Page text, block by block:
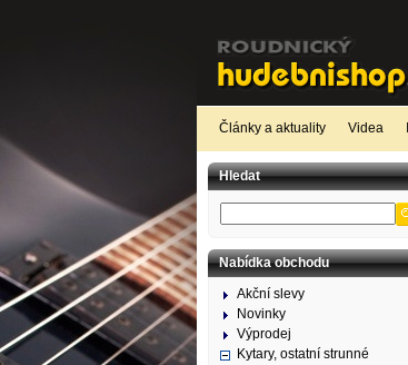
Články a aktuality Videa
Hledat
Nabídka obchodu
Akční slevy
Novinky
Výprodej
Kytary, ostatní strunné